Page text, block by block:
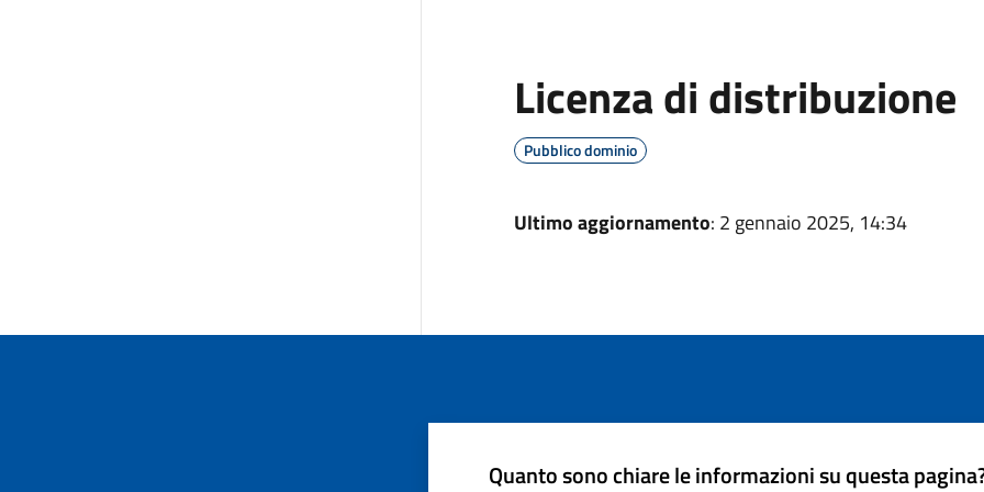
Licenza di distribuzione
Pubblico dominio
Ultimo aggiornamento: 2 gennaio 2025, 14:34
Quanto sono chiare le informazioni su questa